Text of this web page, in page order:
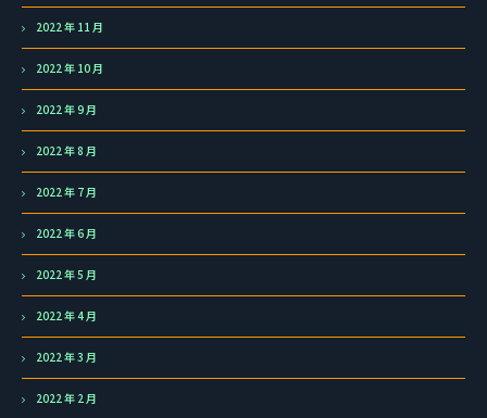
2022 年 11 月
2022 年 10 月
2022 年 9 月
2022 年 8 月
2022 年 7 月
2022 年 6 月
2022 年 5 月
2022 年 4 月
2022 年 3 月
2022 年 2 月